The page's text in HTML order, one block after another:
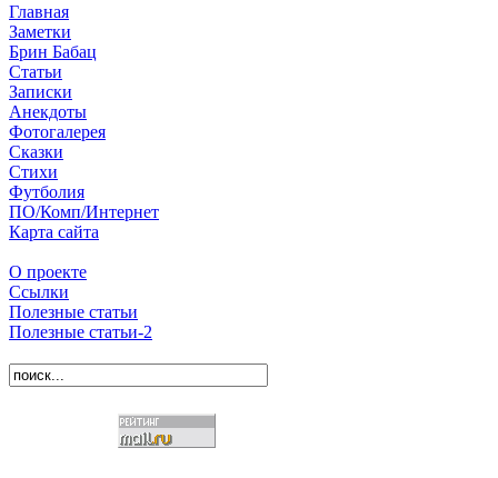
Главная
Заметки
Брин Бабац
Статьи
Записки
Анекдоты
Фотогалерея
Сказки
Стихи
Футболия
ПО/Комп/Интернет
Карта сайта
О проекте
Ссылки
Полезные статьи
Полезные статьи-2